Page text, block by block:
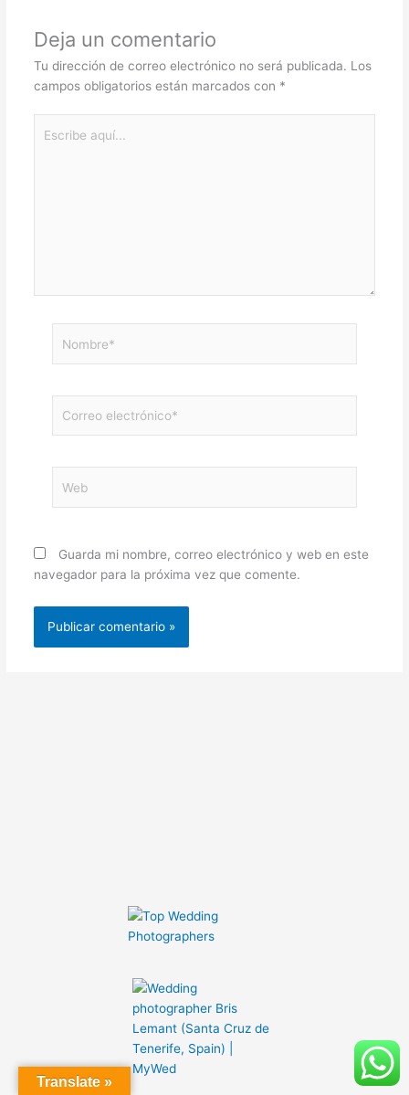
Deja un comentario
Tu dirección de correo electrónico no será publicada. Los
campos obligatorios están marcados con *
aquí...
electrónico*
Guarda mi nombre, correo electrónico y web en este
navegador para la próxima vez que comente.
Translate »